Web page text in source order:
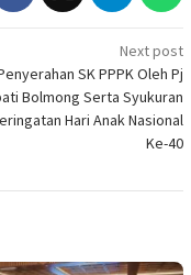
Next post
SK PPPK Oleh Pj
Bolmong Serta Syukuran
Hari Anak Nasional
Ke-40